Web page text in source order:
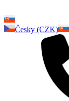
Česky (CZK)